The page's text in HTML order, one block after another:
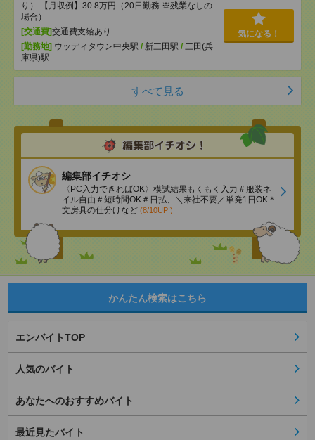
り） 【月収例】30.8万円（20日勤務 ※残業なしの
場合）
[交通費]交通費支給あり
[勤務地] ウッディタウン中央駅 / 新三田駅 / 三田(兵
庫県)駅
気になる！
すべて見る
編集部イチオシ
〈PC入力できればOK〉模試結果もくもく入力＃服装ネ
イル自由＃短時間OK＃日払、＼来社不要／単発1日OK＊
文房具の仕分けなど (8/10UP!)
かんたん検索はこちら
エンバイトTOP
人気のバイト
あなたへのおすすめバイト
最近見たバイト